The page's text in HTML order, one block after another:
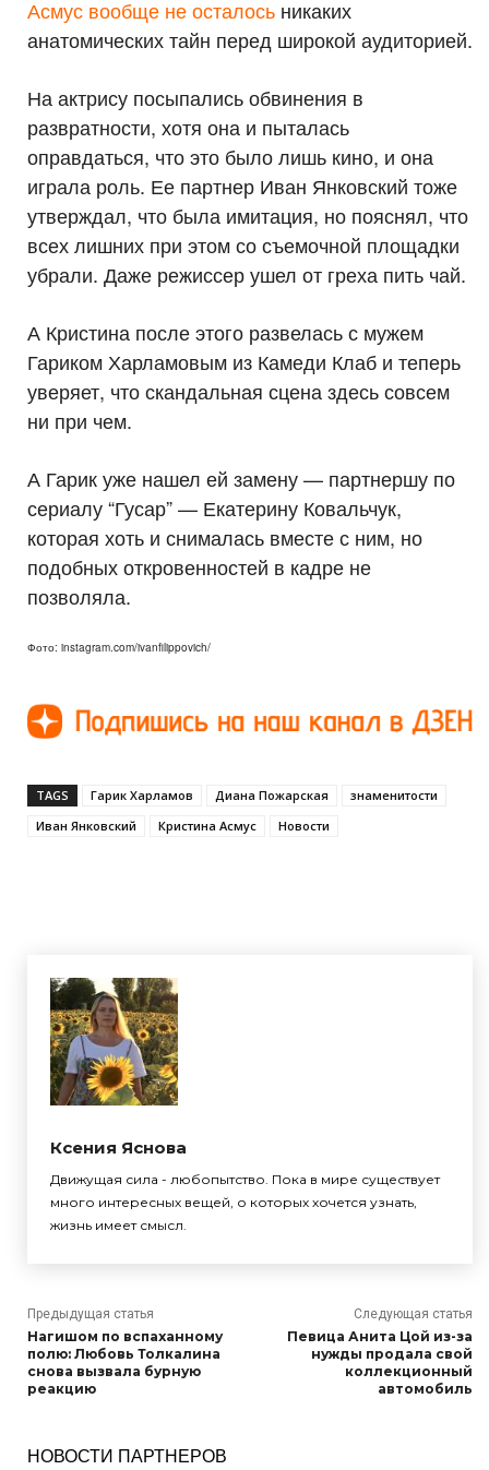
Асмус вообще не осталось никаких
анатомических тайн перед широкой аудиторией.
На актрису посыпались обвинения в
развратности, хотя она и пыталась
оправдаться, что это было лишь кино, и она
играла роль. Ее партнер Иван Янковский тоже
утверждал, что была имитация, но пояснял, что
всех лишних при этом со съемочной площадки
убрали. Даже режиссер ушел от греха пить чай.
А Кристина после этого развелась с мужем
Гариком Харламовым из Камеди Клаб и теперь
уверяет, что скандальная сцена здесь совсем
ни при чем.
А Гарик уже нашел ей замену — партнершу по
сериалу “Гусар” — Екатерину Ковальчук,
которая хоть и снималась вместе с ним, но
подобных откровенностей в кадре не
позволяла.
Фото: instagram.com/ivanfilippovich/
TAGS Гарик Харламов Диана Пожарская
знаменитости
Иван Янковский
Кристина Асмус Новости
Ксения Яснова
Движущая сила - любопытство. Пока в мире существует
много интересных вещей, о которых хочется узнать,
жизнь имеет смысл.
Предыдущая статья
Нагишом по вспаханному
полю: Любовь Толкалина
снова вызвала бурную
реакцию
Следующая статья
Певица Анита Цой из-за
нужды продала свой
коллекционный
автомобиль
НОВОСТИ ПАРТНЕРОВ